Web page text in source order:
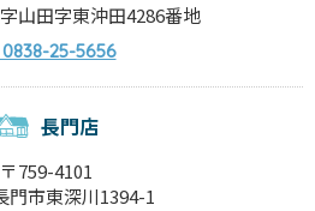
山田字東沖田4286番地
25-5656
長門店
〒759-4101
門市東深川1394-1